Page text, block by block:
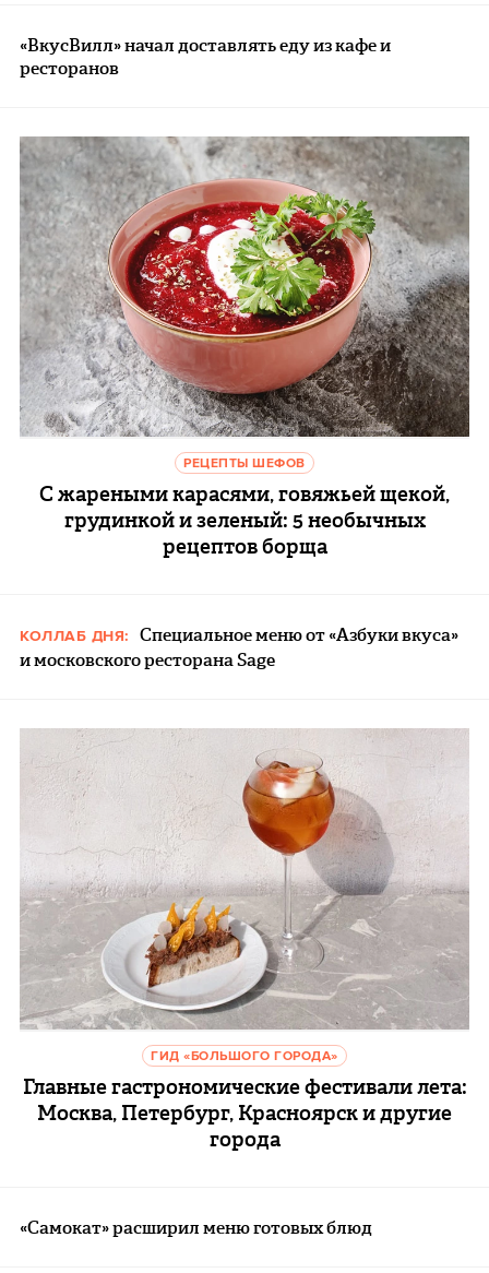
«ВкусВилл» начал доставлять еду из кафе и
ресторанов
РЕЦЕПТЫ ШЕФОВ
С жареными карасями, говяжьей щекой,
грудинкой и зеленый: 5 необычных
рецептов борща
КОЛЛАБ ДНЯ:
Специальное меню от «Азбуки вкуса»
и московского ресторана Sage
ГИД «БОЛЬШОГО ГОРОДА»
Главные гастрономические фестивали лета:
Москва, Петербург, Красноярск и другие
города
«Самокат» расширил меню готовых блюд